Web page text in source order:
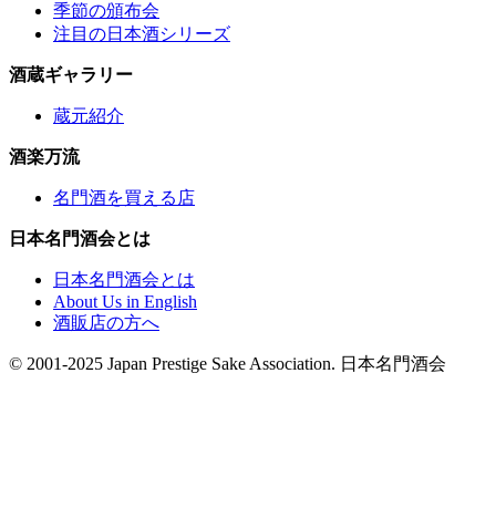
季節の頒布会
注目の日本酒シリーズ
酒蔵ギャラリー
蔵元紹介
酒楽万流
名門酒を買える店
日本名門酒会とは
日本名門酒会とは
About Us in English
酒販店の方へ
© 2001-2025 Japan Prestige Sake Association. 日本名門酒会